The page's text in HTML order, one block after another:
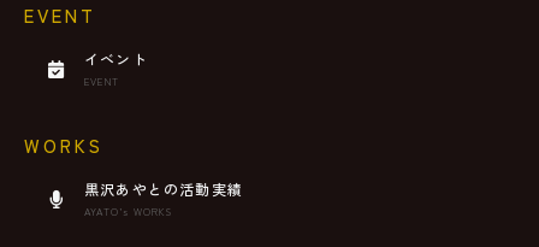
EVENT
イベント
EVENT
WORKS
黒沢あやとの活動実績
AYATO’s WORKS